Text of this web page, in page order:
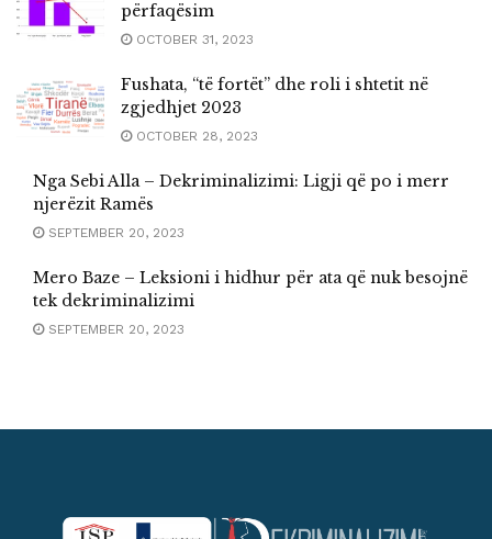
përfaqësim
OCTOBER 31, 2023
Fushata, “të fortët” dhe roli i shtetit në
zgjedhjet 2023
OCTOBER 28, 2023
Nga Sebi Alla – Dekriminalizimi: Ligji që po i merr
njerëzit Ramës
SEPTEMBER 20, 2023
Mero Baze – Leksioni i hidhur për ata që nuk besojnë
tek dekriminalizimi
SEPTEMBER 20, 2023